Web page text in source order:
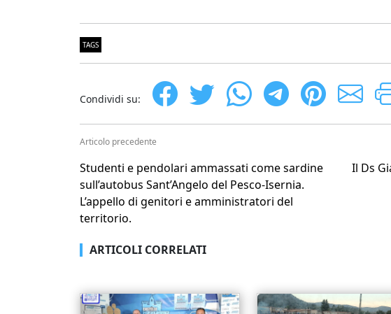
TAGS
Condividi su:
Articolo precedente
Studenti e pendolari ammassati come sardine
sull’autobus Sant’Angelo del Pesco-Isernia.
L’appello di genitori e amministratori del
territorio.
Il Ds
ARTICOLI CORRELATI